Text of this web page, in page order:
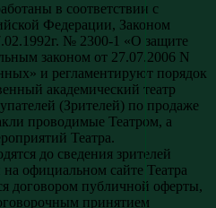
в соответствии с
Федерации, Законом
№ 2300-1 «О защите
законом от 27.07.2006 N
и регламентируют порядок
академический театр
(Зрителей) по продаже
проводимые Театром, а
Театра.
до сведения зрителей
официальном сайте Театра
договором публичной оферты,
принятием